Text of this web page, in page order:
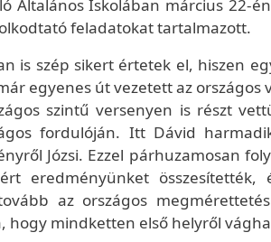
Általános Iskolában március
feladatokat tartalmazott.
is szép sikert értetek el, hiszen
egyenes út vezetett az országos
szintű versenyen is részt
fordulóján. Itt Dávid
Józsi. Ezzel párhuzamosan
eredményünket
az országos
hogy mindketten első helyről